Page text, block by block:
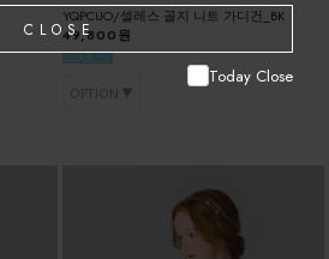
CLOSE
Today Close
YQPCUO/셀레스 골지 니트 가디건_BK
49,800원
OPTION